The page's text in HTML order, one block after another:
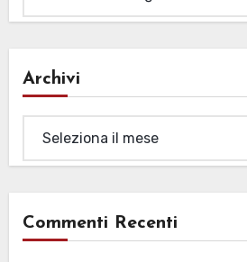
Archivi
Commenti Recenti